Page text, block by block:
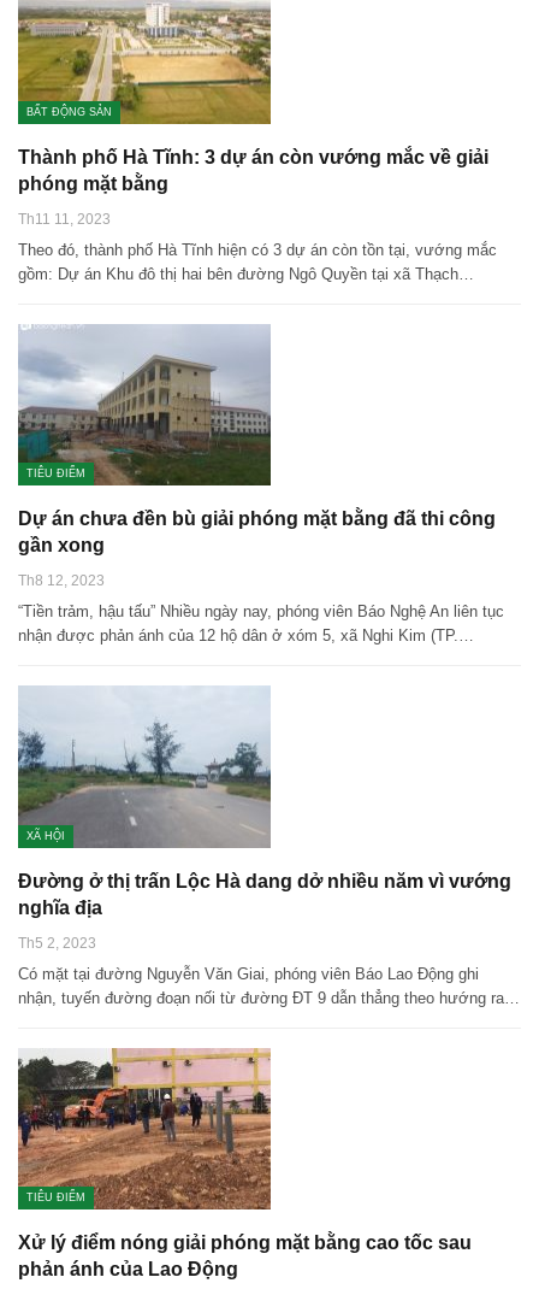
BẤT ĐỘNG SẢN
Thành phố Hà Tĩnh: 3 dự án còn vướng mắc về giải
phóng mặt bằng
Th11 11, 2023
Theo đó, thành phố Hà Tĩnh hiện có 3 dự án còn tồn tại, vướng mắc
gồm: Dự án Khu đô thị hai bên đường Ngô Quyền tại xã Thạch…
TIÊU ĐIỂM
Dự án chưa đền bù giải phóng mặt bằng đã thi công
gần xong
Th8 12, 2023
“Tiền trảm, hậu tấu” Nhiều ngày nay, phóng viên Báo Nghệ An liên tục
nhận được phản ánh của 12 hộ dân ở xóm 5, xã Nghi Kim (TP.…
XÃ HỘI
Đường ở thị trấn Lộc Hà dang dở nhiều năm vì vướng
nghĩa địa
Th5 2, 2023
Có mặt tại đường Nguyễn Văn Giai, phóng viên Báo Lao Động ghi
nhận, tuyến đường đoạn nối từ đường ĐT 9 dẫn thẳng theo hướng ra…
TIÊU ĐIỂM
Xử lý điểm nóng giải phóng mặt bằng cao tốc sau
phản ánh của Lao Động